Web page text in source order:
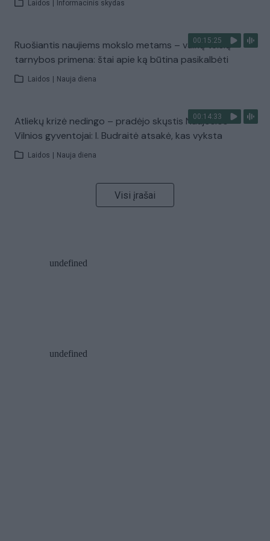
Laidos Informacinis skydas
00:15:25
Ruošiantis naujiems mokslo metams – vaikų teisių
tarnybos primena: štai apie ką būtina pasikalbėti
Laidos Nauja diena
00:14:33
Atliekų krizė nedingo – pradėjo skųstis Naujosios
Vilnios gyventojai: I. Budraitė atsakė, kas vyksta
Laidos Nauja diena
Visi įrašai